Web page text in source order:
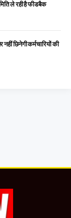
ले रही है फीडबैक
छिनेगी कर्मचारियों की